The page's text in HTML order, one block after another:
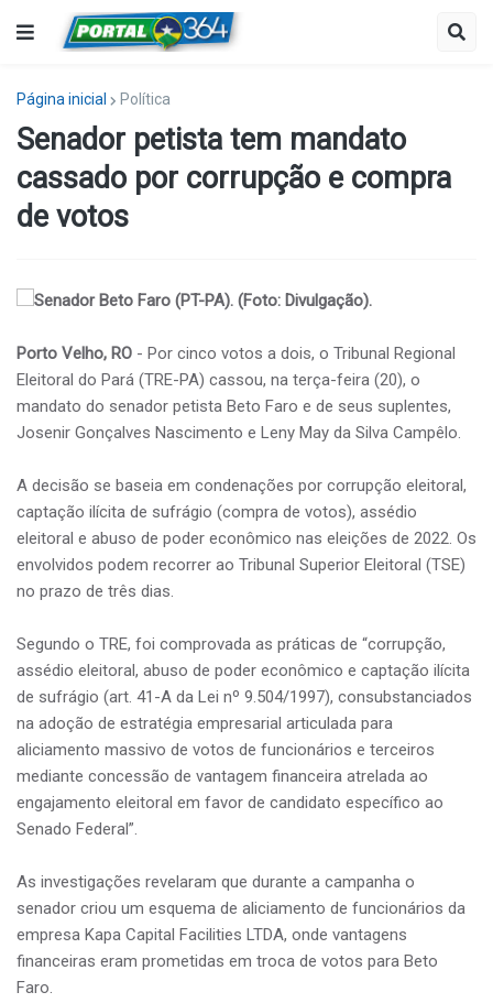
Página inicial Política
Senador petista tem mandato
cassado por corrupção e compra
de votos
Senador Beto Faro (PT-PA). (Foto: Divulgação).
Porto Velho, RO - Por cinco votos a dois, o Tribunal Regional
Eleitoral do Pará (TRE-PA) cassou, na terça-feira (20), o
mandato do senador petista Beto Faro e de seus suplentes,
Josenir Gonçalves Nascimento e Leny May da Silva Campêlo.
A decisão se baseia em condenações por corrupção eleitoral,
captação ilícita de sufrágio (compra de votos), assédio
eleitoral e abuso de poder econômico nas eleições de 2022. Os
envolvidos podem recorrer ao Tribunal Superior Eleitoral (TSE)
no prazo de três dias.
Segundo o TRE, foi comprovada as práticas de “corrupção,
assédio eleitoral, abuso de poder econômico e captação ilícita
de sufrágio (art. 41-A da Lei nº 9.504/1997), consubstanciados
na adoção de estratégia empresarial articulada para
aliciamento massivo de votos de funcionários e terceiros
mediante concessão de vantagem financeira atrelada ao
engajamento eleitoral em favor de candidato específico ao
Senado Federal”.
As investigações revelaram que durante a campanha o
senador criou um esquema de aliciamento de funcionários da
empresa Kapa Capital Facilities LTDA, onde vantagens
financeiras eram prometidas em troca de votos para Beto
Faro.